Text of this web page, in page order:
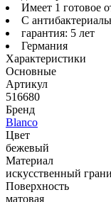
Имеет 1 готовое
С
гарантия: 5 лет
Германия
Характеристики
Основные
Артикул
516680
Бренд
Blanco
Цвет
бежевый
Материал
искусственный
Поверхность
матовая